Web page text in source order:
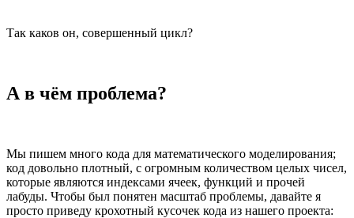
Так каков он, совершенный цикл?
А в чём проблема?
Мы пишем много кода для математического моделирования;
код довольно плотный, с огромным количеством целых чисел,
которые являются индексами ячеек, функций и прочей
лабуды. Чтобы был понятен масштаб проблемы, давайте я
просто приведу крохотный кусочек кода из нашего проекта: